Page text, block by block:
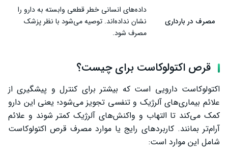
مصرف در بارداری
داده‌های انسانی خطر قطعی وابسته به دارو را
نشان نداده‌اند. توصیه می‌شود با نظر پزشک
مصرف شود.
قرص اکتولوکاست برای چیست؟
اکتولوکاست دارویی است که بیشتر برای کنترل و پیشگیری از
علائم بیماری‌های آلرژیک و تنفسی تجویز می‌شود؛ یعنی این دارو
کمک می‌کند تا التهاب و واکنش‌های آلرژیک کمتر شوند و علائم
آرام‌تر بمانند. کاربردهای رایج یا موارد مصرف قرص اکتولوکاست
شامل این موارد است: